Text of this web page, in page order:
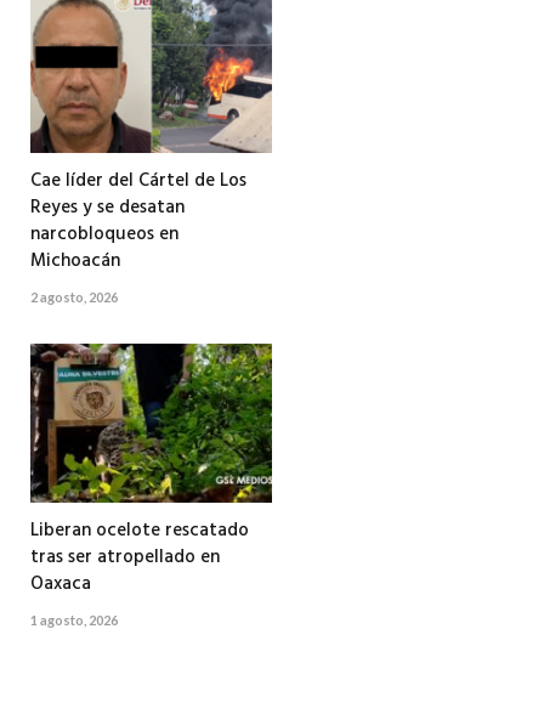
Cae líder del Cártel de Los
Reyes y se desatan
narcobloqueos en
Michoacán
2 agosto, 2026
Liberan ocelote rescatado
tras ser atropellado en
Oaxaca
1 agosto, 2026